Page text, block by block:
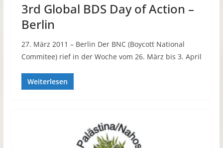
3rd Global BDS Day of Action –
Berlin
27. März 2011 – Berlin Der BNC (Boycott National
Commitee) rief in der Woche vom 26. März bis 3. April
Weiterlesen